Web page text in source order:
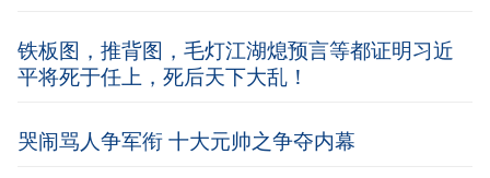
铁板图，推背图，毛灯江湖熄预言等都证明习近
平将死于任上，死后天下大乱！
哭闹骂人争军衔 十大元帅之争夺内幕